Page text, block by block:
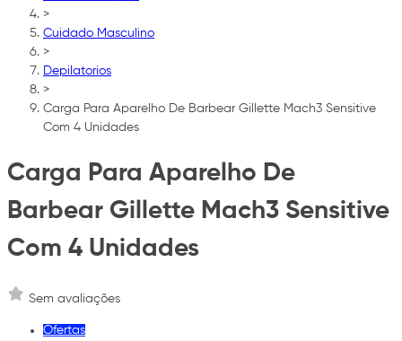
>
Cuidado Masculino
>
Depilatorios
>
Carga Para Aparelho De Barbear Gillette Mach3 Sensitive
Com 4 Unidades
Carga Para Aparelho De
Barbear Gillette Mach3 Sensitive
Com 4 Unidades
Sem avaliações
Ofertas